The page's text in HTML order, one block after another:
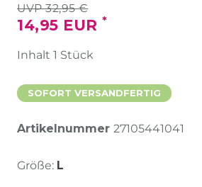
UVP 32,95 €
14,95 EUR *
Inhalt 1 Stück
SOFORT VERSANDFERTIG
Artikelnummer 27105441041
Größe: L